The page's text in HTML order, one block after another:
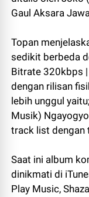
Gaul Aksara
Topan
sedikit berbeda
Bitrate 320kbps
dengan rilisan
lebih unggul
Musik)
track list dengan
Saat ini album
dinikmati di
Play Music,